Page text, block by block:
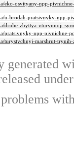
eko-osvityany-npp-
u-brodah-pratsivnyky-npp-
druhe-zhyttya-vtorynnoji-
pratsivnyky-npp-
turystychnyj-marshrut-
generated